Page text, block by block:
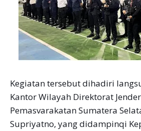
Kegiatan tersebut dihadiri
Kantor Wilayah Direktorat
Pemasvarakatan Sumatera
Supriyatno, yang didampinqi